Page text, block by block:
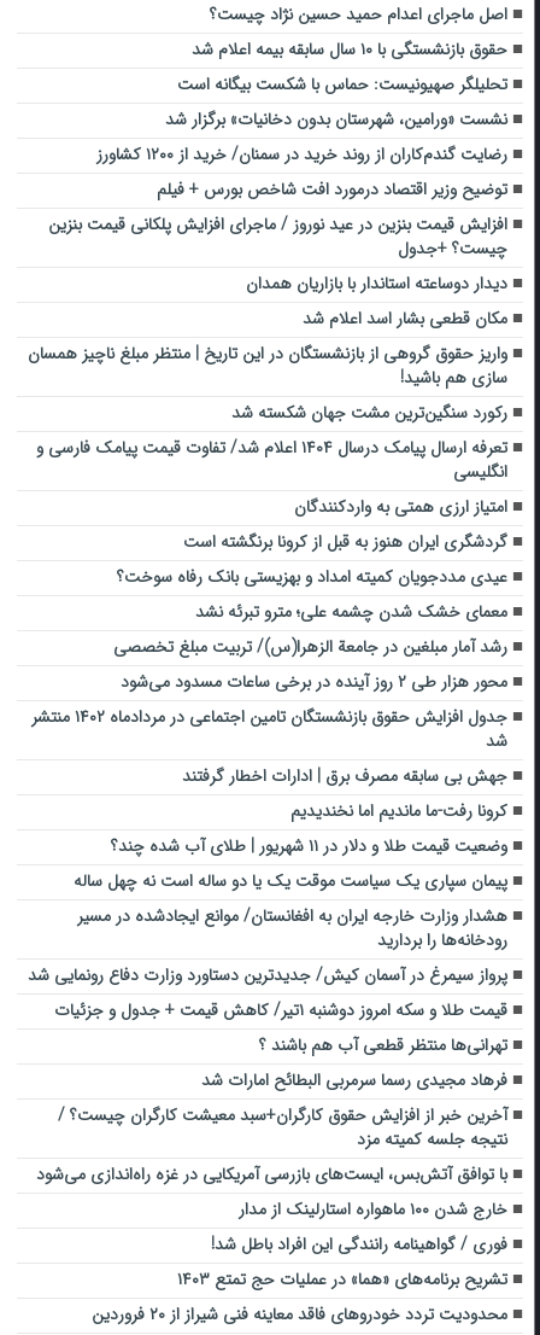
اصل ماجرای اعدام حمید حسین‌ نژاد چیست؟
حقوق بازنشستگی با ۱۰ سال سابقه بیمه اعلام شد
تحلیلگر صهیونیست: حماس با شکست بیگانه است
نشست «ورامین، شهرستان بدون دخانیات» برگزار شد
رضایت گندم‌کاران از روند خرید در سمنان/ خرید از ۱۲۰۰ کشاورز
توضیح وزیر اقتصاد درمورد افت شاخص بورس + فیلم
افزایش قیمت بنزین در عید نوروز / ماجرای افزایش پلکانی قیمت بنزین
چیست؟ +جدول
دیدار دوساعته استاندار با بازاریان همدان
مکان قطعی بشار اسد اعلام شد
واریز حقوق گروهی از بازنشستگان در این تاریخ | منتظر مبلغ ناچیز همسان
سازی هم باشید!
رکورد سنگین‌ترین مشت جهان شکسته شد
تعرفه ارسال پیامک‌ درسال ۱۴۰۴ اعلام شد/ تفاوت قیمت پیامک فارسی و
انگلیسی
امتیاز ارزی همتی به واردکنندگان
گردشگری ایران هنوز به قبل از کرونا برنگشته است
عیدی مددجویان کمیته امداد و بهزیستی بانک رفاه سوخت؟
معمای خشک شدن چشمه علی؛ مترو تبرئه نشد
رشد آمار مبلغین در جامعة الزهرا(س)/ تربیت مبلغ تخصصی
محور هزار طی ۲ روز آینده در برخی ساعات مسدود می‌شود
جدول افزایش حقوق بازنشستگان تامین اجتماعی در مردادماه ۱۴۰۲ منتشر
شد
جهش بی سابقه مصرف برق | ادارات اخطار گرفتند
کرونا رفت-ما ماندیم اما نخندیدیم
وضعیت قیمت طلا و دلار در ۱۱ شهریور | طلای آب شده چند؟
پیمان سپاری یک سیاست موقت یک یا دو ساله است نه چهل ساله
هشدار وزارت خارجه ایران به افغانستان/ موانع ایجادشده در مسیر
رودخانه‌ها را بردارید
پرواز سیمرغ در آسمان کیش/ جدیدترین دستاورد وزارت دفاع رونمایی شد
قیمت طلا و سکه امروز دوشنبه ۱تیر/ کاهش قیمت + جدول و جزئیات
تهرانی‌ها منتظر قطعی آب هم باشند ؟
فرهاد مجیدی رسما سرمربی البطائح امارات شد
آخرین خبر از افزایش حقوق کارگران+سبد معیشت کارگران چیست؟ /
نتیجه جلسه کمیته مزد
با توافق آتش‌بس، ایست‌های بازرسی آمریکایی در غزه راه‌اندازی می‌شود
خارج شدن ۱۰۰ ماهواره استارلینک از مدار
فوری / گواهینامه رانندگی این افراد باطل شد!
تشریح برنامه‌های «هما» در عملیات حج تمتع ۱۴۰۳
محدودیت تردد خودروهای فاقد معاینه فنی شیراز از ۲۰ فروردین‌